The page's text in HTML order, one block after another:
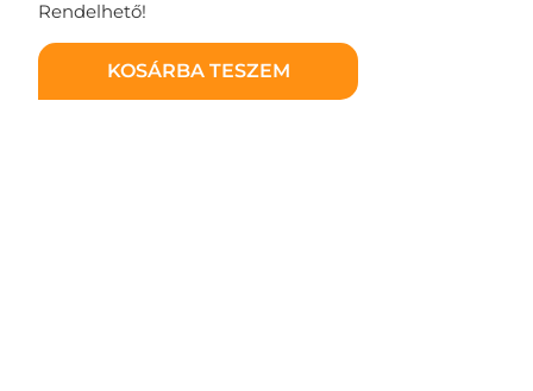
Rendelhető!
KOSÁRBA TESZEM